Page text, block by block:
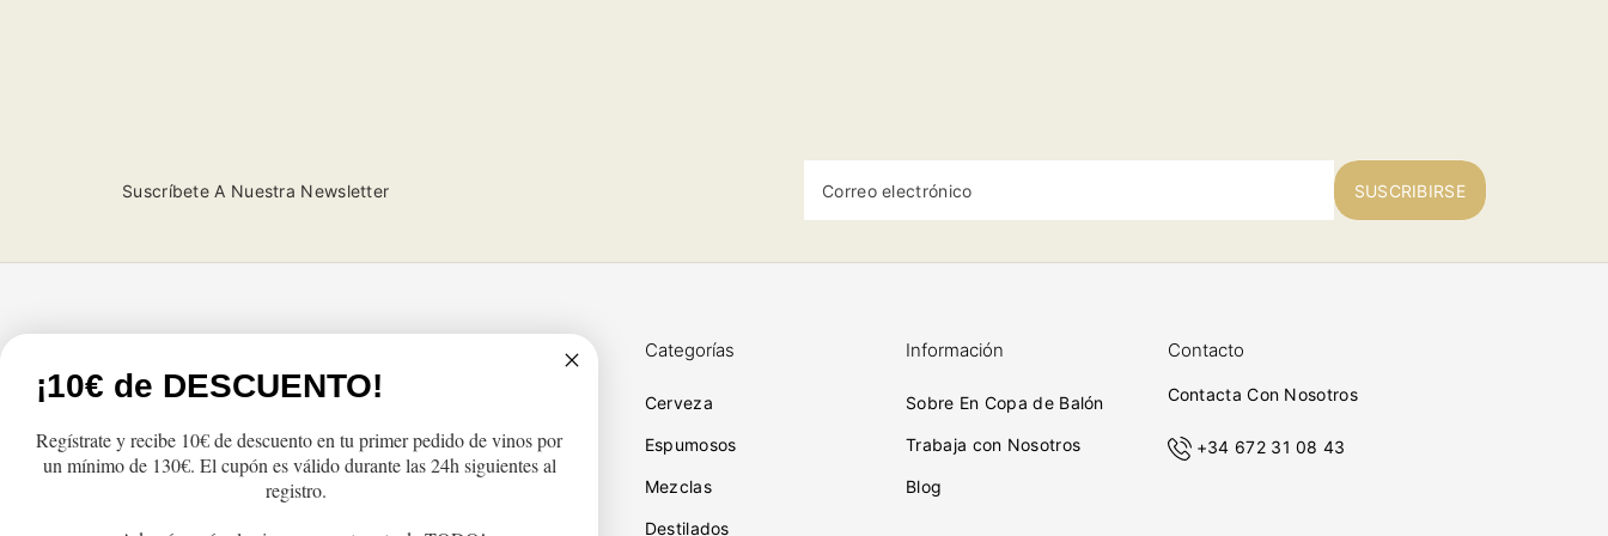
Suscríbete A Nuestra Newsletter Correo electrónico SUSCRIBIRSE
Productos
Lo más vendido Cambios y Devoluciones
Recogida
Categorías
Cerveza
Espumosos
Mezclas
Destilados
Información
Sobre En Copa de Balón
Trabaja con Nosotros
Blog
Contacto
Contacta Con Nosotros
+34 672 31 08 43
¡10€ de DESCUENTO!
Regístrate y recibe 10€ de descuento en tu primer pedido de vinos por
un mínimo de 130€. El cupón es válido durante las 24h siguientes al
registro.